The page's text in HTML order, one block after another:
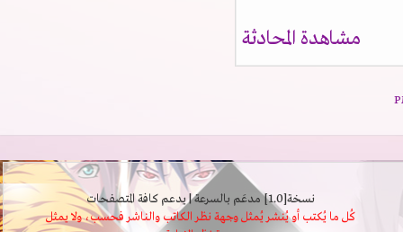
مشاهدة المحادثة
نسخة[1.0] مدعَم بالسرعة | يدعم كافة المتصفحات
كُل ما يُكتب أو يُنشر يُمثل وجهة نظر الكاتب والناشر فحسب، ولا يمثل